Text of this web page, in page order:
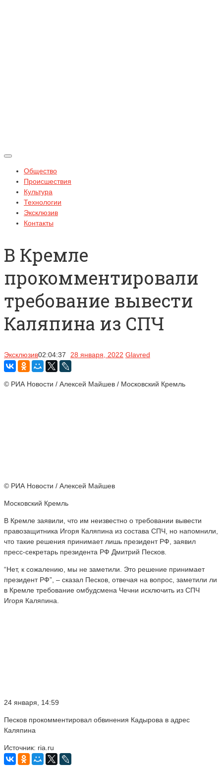
Общество
Происшествия
Культура
Технологии
Эксклюзив
Контакты
В Кремле
прокомментировали
требование вывести
Каляпина из СПЧ
Эксклюзив02:04:37 28 января, 2022 Glavred
© РИА Новости / Алексей Майшев / Московский Кремль
© РИА Новости / Алексей Майшев
Московский Кремль
В Кремле заявили, что им неизвестно о требовании вывести
правозащитника Игоря Каляпина из состава СПЧ, но напомнили,
что такие решения принимает лишь президент РФ, заявил
пресс-секретарь президента РФ Дмитрий Песков.
“Нет, к сожалению, мы не заметили. Это решение принимает
президент РФ”, – сказал Песков, отвечая на вопрос, заметили ли
в Кремле требование омбудсмена Чечни исключить из СПЧ
Игоря Каляпина.
24 января, 14:59
Песков прокомментировал обвинения Кадырова в адрес
Каляпина
Источник: ria.ru